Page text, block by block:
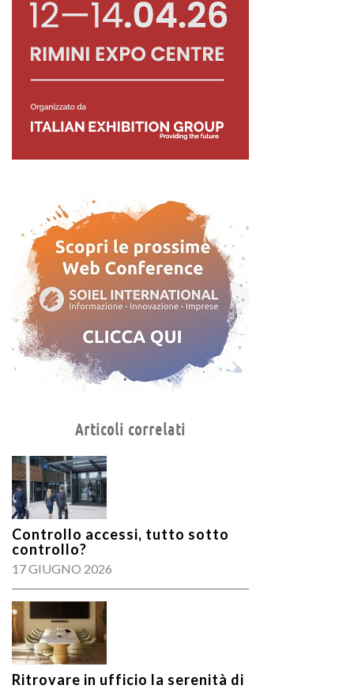
Articoli correlati
Controllo accessi, tutto sotto
controllo?
17 GIUGNO 2026
Ritrovare in ufficio la serenità di